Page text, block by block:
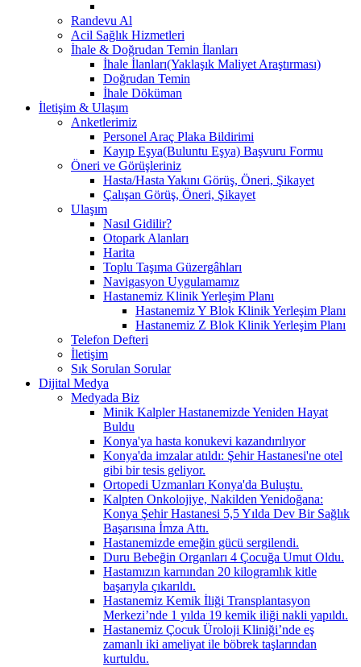
Randevu Al
Acil Sağlık Hizmetleri
İhale & Doğrudan Temin İlanları
İhale İlanları(Yaklaşık Maliyet Araştırması)
Doğrudan Temin
İhale Döküman
İletişim & Ulaşım
Anketlerimiz
Personel Araç Plaka Bildirimi
Kayıp Eşya(Buluntu Eşya) Başvuru Formu
Öneri ve Görüşleriniz
Hasta/Hasta Yakını Görüş, Öneri, Şikayet
Çalışan Görüş, Öneri, Şikayet
Ulaşım
Nasıl Gidilir?
Otopark Alanları
Harita
Toplu Taşıma Güzergâhları
Navigasyon Uygulamamız
Hastanemiz Klinik Yerleşim Planı
Hastanemiz Y Blok Klinik Yerleşim Planı
Hastanemiz Z Blok Klinik Yerleşim Planı
Telefon Defteri
İletişim
Sık Sorulan Sorular
Dijital Medya
Medyada Biz
Minik Kalpler Hastanemizde Yeniden Hayat
Buldu
Konya'ya hasta konukevi kazandırılıyor
Konya'da imzalar atıldı: Şehir Hastanesi'ne otel
gibi bir tesis geliyor.
Ortopedi Uzmanları Konya'da Buluştu.
Kalpten Onkolojiye, Nakilden Yenidoğana:
Konya Şehir Hastanesi 5,5 Yılda Dev Bir Sağlık
Başarısına İmza Attı.
Hastanemizde emeğin gücü sergilendi.
Duru Bebeğin Organları 4 Çocuğa Umut Oldu.
Hastamızın karnından 20 kilogramlık kitle
başarıyla çıkarıldı.
Hastanemiz Kemik İliği Transplantasyon
Merkezi’nde 1 yılda 19 kemik iliği nakli yapıldı.
Hastanemiz Çocuk Üroloji Kliniği’nde eş
zamanlı iki ameliyat ile böbrek taşlarından
kurtuldu.